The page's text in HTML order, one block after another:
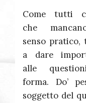
Come tutti
che
senso pratico,
a dare
alle
forma. Do’
soggetto del